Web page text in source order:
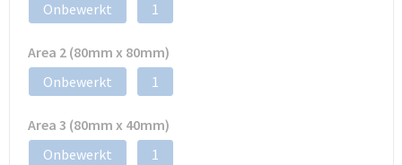
Onbewerkt
1
Area 2 (80mm x 80mm)
Onbewerkt
1
Area 3 (80mm x 40mm)
Onbewerkt
1